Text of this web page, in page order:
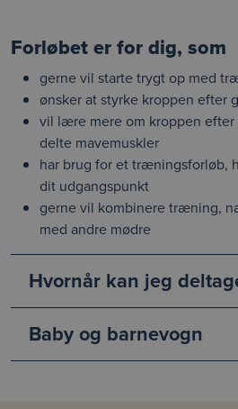
Forløbet er for dig, som
gerne vil starte trygt op med
ønsker at styrke kroppen efter
vil lære mere om kroppen
delte mavemuskler
har brug for et træningsforløb,
dit udgangspunkt
gerne vil kombinere træning,
med andre mødre
Hvornår kan jeg
Baby og barnevogn